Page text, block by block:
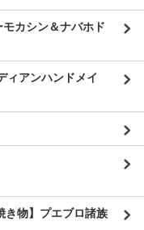
カシン＆ナバホド
ィアンハンドメイ
物】プエブロ諸族